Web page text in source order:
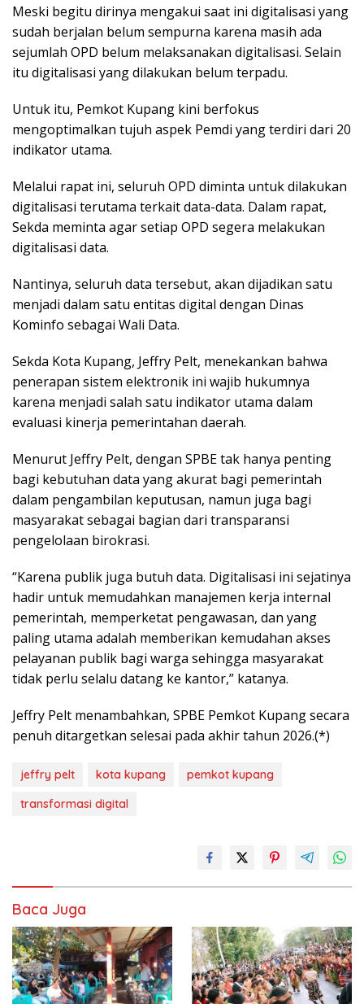
Meski begitu dirinya mengakui saat ini digitalisasi yang
sudah berjalan belum sempurna karena masih ada
sejumlah OPD belum melaksanakan digitalisasi. Selain
itu digitalisasi yang dilakukan belum terpadu.
Untuk itu, Pemkot Kupang kini berfokus
mengoptimalkan tujuh aspek Pemdi yang terdiri dari 20
indikator utama.
Melalui rapat ini, seluruh OPD diminta untuk dilakukan
digitalisasi terutama terkait data-data. Dalam rapat,
Sekda meminta agar setiap OPD segera melakukan
digitalisasi data.
Nantinya, seluruh data tersebut, akan dijadikan satu
menjadi dalam satu entitas digital dengan Dinas
Kominfo sebagai Wali Data.
Sekda Kota Kupang, Jeffry Pelt, menekankan bahwa
penerapan sistem elektronik ini wajib hukumnya
karena menjadi salah satu indikator utama dalam
evaluasi kinerja pemerintahan daerah.
Menurut Jeffry Pelt, dengan SPBE tak hanya penting
bagi kebutuhan data yang akurat bagi pemerintah
dalam pengambilan keputusan, namun juga bagi
masyarakat sebagai bagian dari transparansi
pengelolaan birokrasi.
“Karena publik juga butuh data. Digitalisasi ini sejatinya
hadir untuk memudahkan manajemen kerja internal
pemerintah, memperketat pengawasan, dan yang
paling utama adalah memberikan kemudahan akses
pelayanan publik bagi warga sehingga masyarakat
tidak perlu selalu datang ke kantor,” katanya.
Jeffry Pelt menambahkan, SPBE Pemkot Kupang secara
penuh ditargetkan selesai pada akhir tahun 2026.(*)
jeffry pelt kota kupang
pemkot kupang
transformasi digital
Baca Juga